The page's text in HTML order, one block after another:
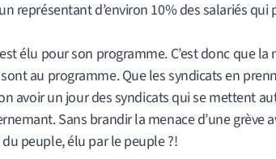
représentant d’environ 10% des salariés
élu pour son programme. C’est donc que
au programme. Que les syndicats en
avoir un jour des syndicats qui se mettent
Sans brandir la menace d’une grève
peuple, élu par le peuple ?!